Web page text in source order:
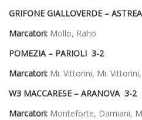
GRIFONE GIALLOVERDE –
Marcatori: Mollo, Raho
POMEZIA – PARIOLI 3-2
Marcatori: Mi. Vittorini, Mi.
W3 MACCARESE – ARANOVA 3-2
Marcatori: Monteforte, Damiani,